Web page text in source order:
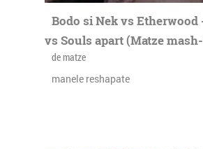
Bodo si Nek vs Etherwood
vs Souls apart (Matze
de matze
manele reshapate